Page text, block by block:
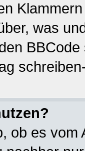
was
ob es